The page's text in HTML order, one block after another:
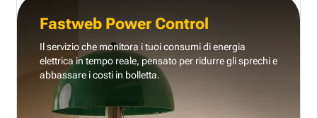
Fastweb Power Control
Il servizio che monitora i tuoi consumi di energia
elettrica in tempo reale, pensato per ridurre gli sprechi e
abbassare i costi in bolletta.